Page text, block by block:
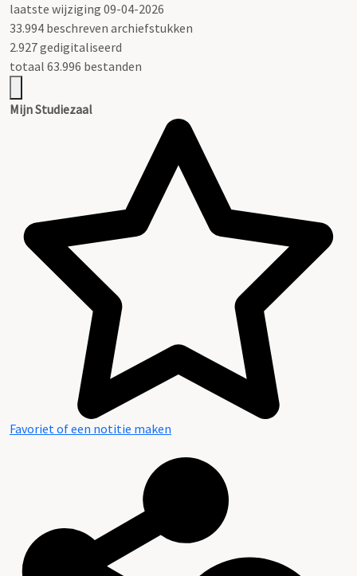
laatste wijziging 09-04-2026
33.994 beschreven archiefstukken
2.927 gedigitaliseerd
totaal 63.996 bestanden
Mijn Studiezaal
Favoriet of een notitie maken